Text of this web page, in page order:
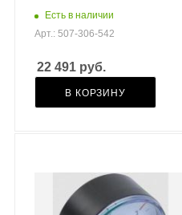
Есть в наличии
Арт.: 507-306-542
22 491 руб.
В КОРЗИНУ